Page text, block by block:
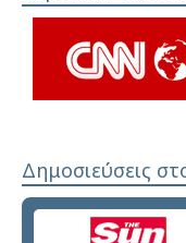
Δημοσιεύσεις